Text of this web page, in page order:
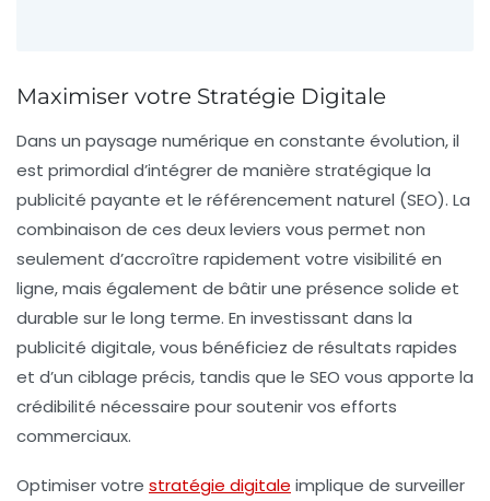
Maximiser votre Stratégie Digitale
Dans un paysage numérique en constante évolution, il
est primordial d’intégrer de manière stratégique la
publicité payante et le référencement naturel (SEO). La
combinaison de ces deux leviers vous permet non
seulement d’accroître rapidement votre visibilité en
ligne, mais également de bâtir une présence solide et
durable sur le long terme. En investissant dans la
publicité digitale, vous bénéficiez de résultats rapides
et d’un ciblage précis, tandis que le SEO vous apporte la
crédibilité nécessaire pour soutenir vos efforts
commerciaux.
Optimiser votre stratégie digitale implique de surveiller